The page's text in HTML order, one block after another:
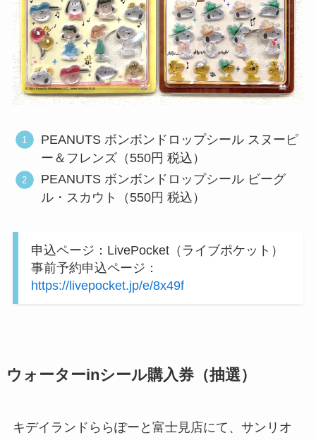
PEANUTS ボンボンドロップシール スヌーピ
ー＆フレンズ（550円 税込）
PEANUTS ボンボンドロップシール ビーグ
ル・スカウト（550円 税込）
申込ページ：LivePocket（ライブポケット）
事前予約申込ページ：
https://livepocket.jp/e/8x49f
ウォーターinシール購入券（抽選）
キデイランドららぽーと富士見店にて、サンリオ